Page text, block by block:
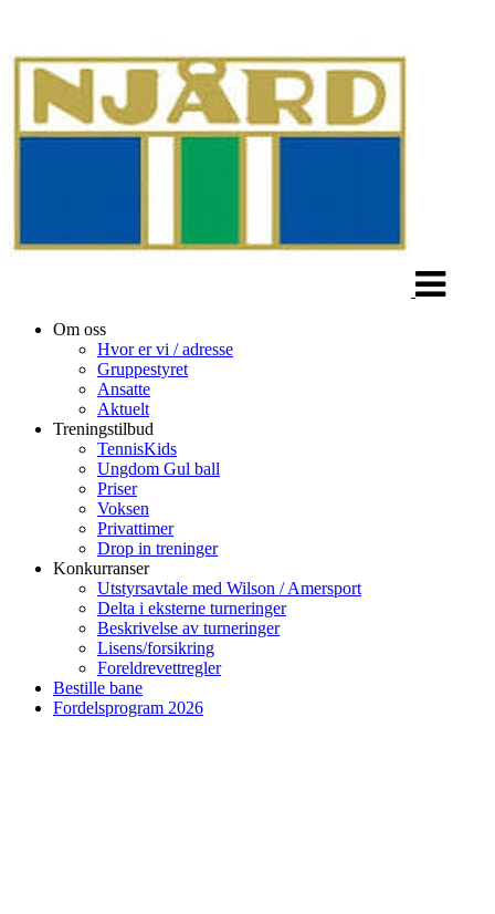
Om oss
Hvor er vi / adresse
Gruppestyret
Ansatte
Aktuelt
Treningstilbud
TennisKids
Ungdom Gul ball
Priser
Voksen
Privattimer
Drop in treninger
Konkurranser
Utstyrsavtale med Wilson / Amersport
Delta i eksterne turneringer
Beskrivelse av turneringer
Lisens/forsikring
Foreldrevettregler
Bestille bane
Fordelsprogram 2026